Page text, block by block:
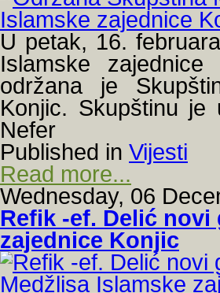
U petak, 16.
Islamske
održana je
Konjic. Skupštinu je
Nefer
Published in Vijesti
Read more...
Wednesday, 06
Refik -ef. Delić
zajednice Konjic